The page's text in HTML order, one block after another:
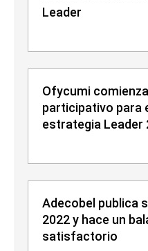
Leader
Ofycumi
participativo para
estrategia Leader
Adecobel publica
2022 y hace un
satisfactorio